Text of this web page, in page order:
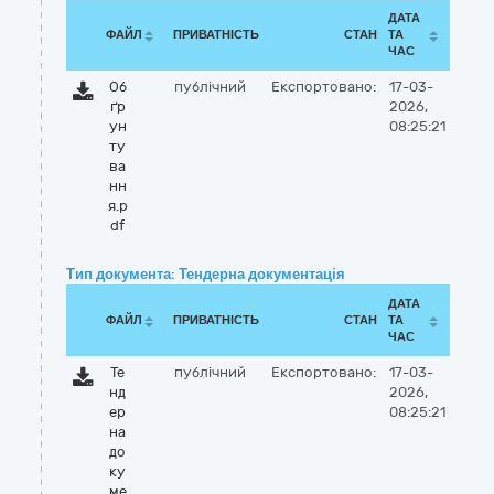
ФАЙЛ ПРИВАТНІСТЬ СТАН
ДАТА
ТА
ЧАС
Об
ґр
ун
ту
ва
нн
я.p
df
публічний Експортовано:
17-03-
2026,
08:25:21
Тип документа: Тендерна документація
ФАЙЛ ПРИВАТНІСТЬ СТАН
ДАТА
ТА
ЧАС
Те
нд
ер
на
до
ку
публічний Експортовано:
17-03-
2026,
08:25:21